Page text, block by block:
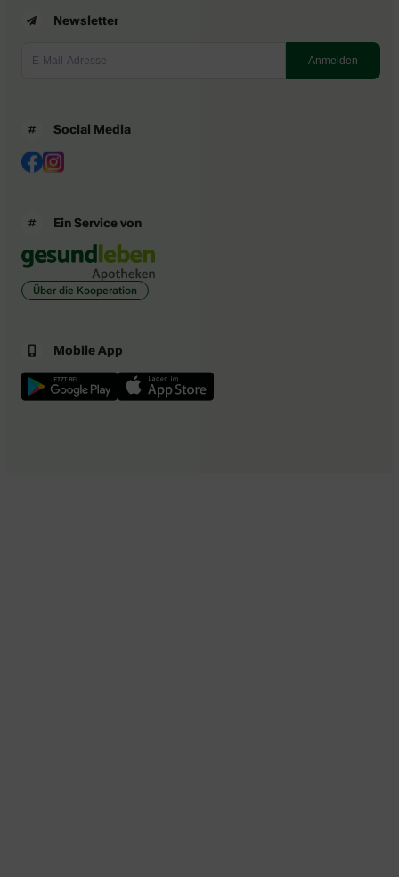
Newsletter
Social Media
Ein Service von
Über die Kooperation
Mobile App